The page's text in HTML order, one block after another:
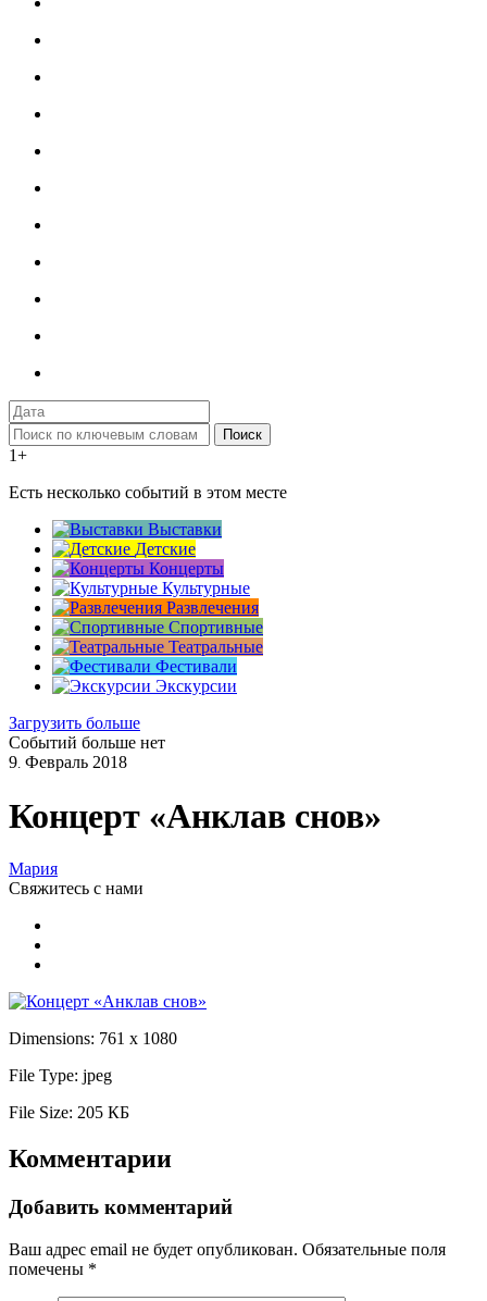
Поиск
1+
Есть несколько событий в этом месте
Выставки
Детские
Концерты
Культурные
Развлечения
Спортивные
Театральные
Фестивали
Экскурсии
Загрузить больше
Событий больше нет
9. Февраль 2018
Концерт «Анклав снов»
Мария
Свяжитесь с нами
Dimensions: 761 x 1080
File Type: jpeg
File Size: 205 КБ
Комментарии
Добавить комментарий
Ваш адрес email не будет опубликован. Обязательные поля
помечены *